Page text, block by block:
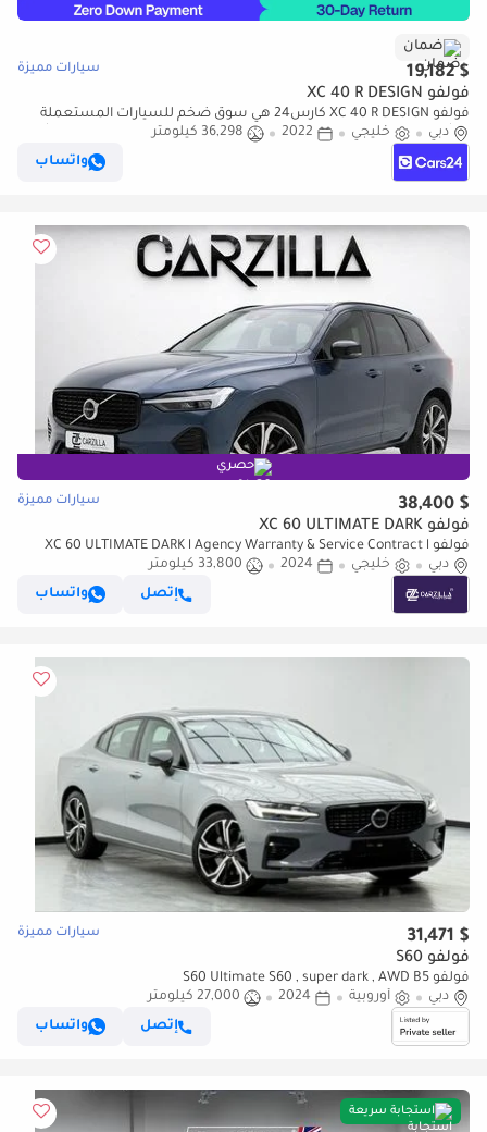
ضمان
$ 19,182 سيارات مميزة
فولفو XC 40 R DESIGN
فولفو XC 40 R DESIGN كارس24 هي سوق ضخم للسيارات المستعملة
موثوق ومضمون ٪كارس24 هي سوق ضخم للسيارات المستعملة موثوق
دبي خليجي 2022
36,298 كيلومتر
واتساب
حصري
$ 38,400 سيارات مميزة
فولفو XC 60 ULTIMATE DARK
فولفو XC 60 ULTIMATE DARK l Agency Warranty & Service Contract l
AED 2,742 / Monthly
دبي خليجي 2024
33,800 كيلومتر
إتصل
واتساب
$ 31,471 سيارات مميزة
فولفو S60
فولفو S60 Ultimate S60 , super dark , AWD B5
دبي
أوروبية 2024
27,000 كيلومتر
إتصل
واتساب
استجابة سريعة